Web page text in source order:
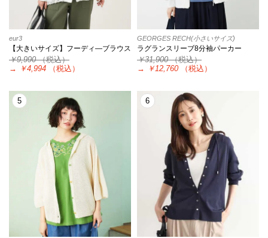
eur3
【大きいサイズ】フーディ―ブラウス
￥9,990（税込）
→
￥4,994 （税込）
GEORGES RECH(小さいサイズ)
ラグランスリーブ8分袖パーカー
￥31,900（税込）
→
￥12,760 （税込）
5 6